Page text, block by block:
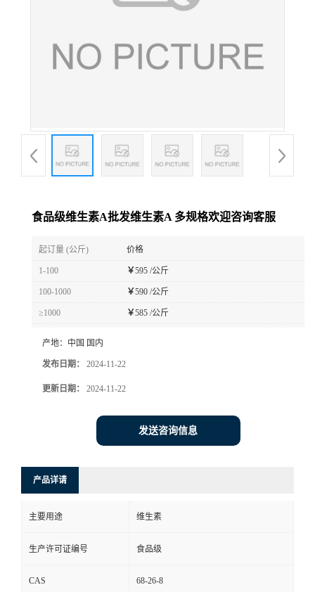
食品级维生素A批发维生素A 多规格欢迎咨询客服
起订量 (公斤) 价格
1-100 ￥595 /公斤
100-1000 ￥590 /公斤
≥1000 ￥585 /公斤
产地： 中国 国内
发布日期： 2024-11-22
更新日期： 2024-11-22
发送咨询信息
产品详请
主要用途 维生素
生产许可证编号 食品级
CAS 68-26-8